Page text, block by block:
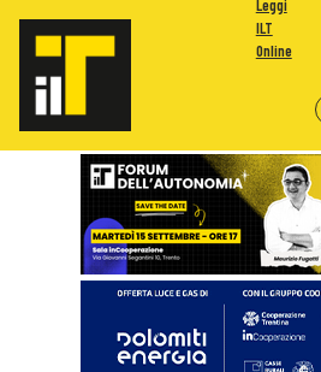
Leggi
ILT
Online